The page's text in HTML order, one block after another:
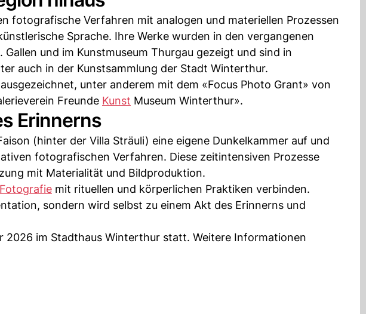
fotografische Verfahren mit analogen und materiellen Prozessen
Sprache. Ihre Werke wurden in den vergangenen
und im Kunstmuseum Thurgau gezeigt und sind in
auch in der Kunstsammlung der Stadt Winterthur.
unter anderem mit dem «Focus Photo Grant» von
Freunde Kunst Museum Winterthur».
Erinnerns
(hinter der Villa Sträuli) eine eigene Dunkelkammer auf und
fotografischen Verfahren. Diese zeitintensiven Prozesse
mit Materialität und Bildproduktion.
Fotografie mit rituellen und körperlichen Praktiken verbinden.
sondern wird selbst zu einem Akt des Erinnerns und
2026 im Stadthaus Winterthur statt. Weitere Informationen